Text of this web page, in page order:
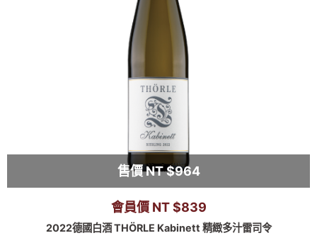
售價 NT $964
會員價 NT $839
2022德國白酒 THÖRLE Kabinett 精緻多汁雷司令